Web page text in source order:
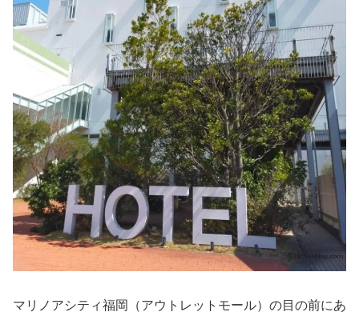
マリノアシティ福岡（アウトレットモール）の目の前にあ